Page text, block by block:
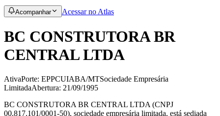
Acompanhar Acessar no Atlas
BC CONSTRUTORA BR
CENTRAL LTDA
AtivaPorte: EPPCUIABA/MTSociedade Empresária
LimitadaAbertura: 21/09/1995
BC CONSTRUTORA BR CENTRAL LTDA (CNPJ
00.817.101/0001-50), sociedade empresária limitada, está sediada